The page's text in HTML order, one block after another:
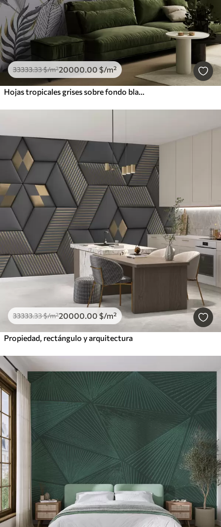
33333.33$/m²20000 .00 $/m²
33333.33$/m²20000 .00 $/m²
Propiedad, rectángulo y arquitectura